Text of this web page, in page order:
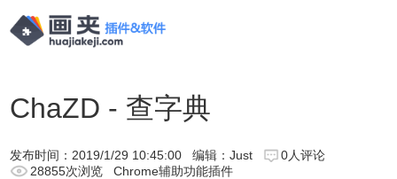
ChaZD - 查字典
发布时间： 2019/1/29 10:45:00 编辑：Just
0人评论
28855次浏览
Chrome辅助功能插件